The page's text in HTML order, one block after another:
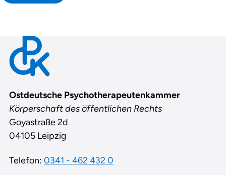
Contact
Ostdeutsche Psychotherapeutenkammer
Körperschaft des öffentlichen Rechts
Goyastraße 2d
04105 Leipzig
Telefon: 0341 - 462 432 0